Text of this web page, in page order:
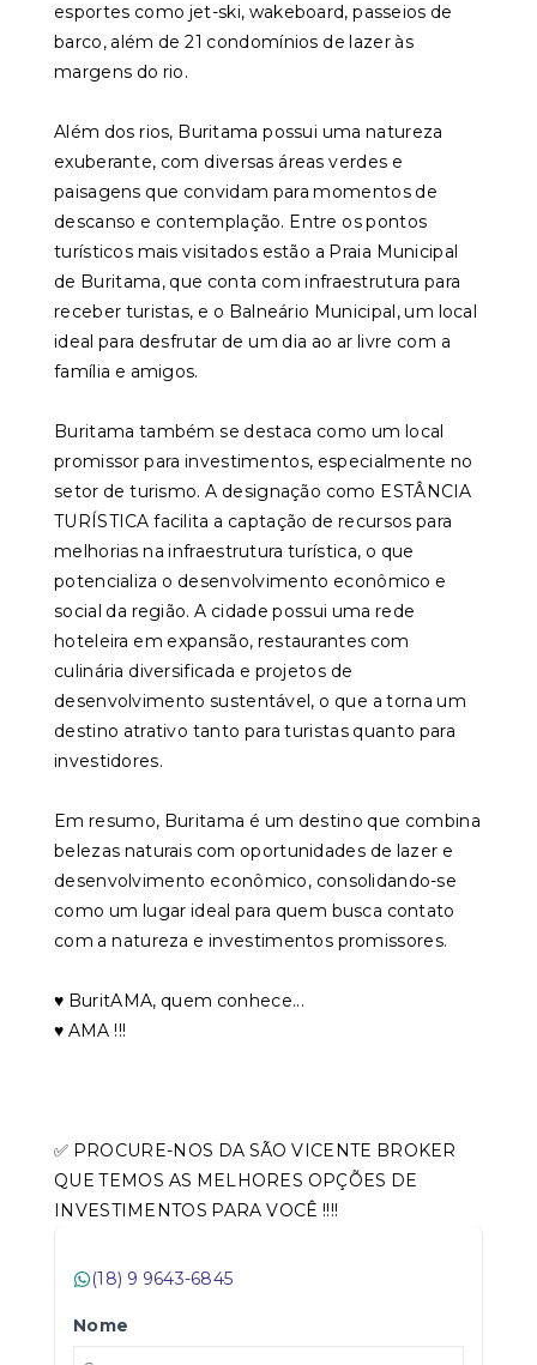
esportes como jet-ski, wakeboard, passeios de
barco, além de 21 condomínios de lazer às
margens do rio.
Além dos rios, Buritama possui uma natureza
exuberante, com diversas áreas verdes e
paisagens que convidam para momentos de
descanso e contemplação. Entre os pontos
turísticos mais visitados estão a Praia Municipal
de Buritama, que conta com infraestrutura para
receber turistas, e o Balneário Municipal, um local
ideal para desfrutar de um dia ao ar livre com a
família e amigos.
Buritama também se destaca como um local
promissor para investimentos, especialmente no
setor de turismo. A designação como ESTÂNCIA
TURÍSTICA facilita a captação de recursos para
melhorias na infraestrutura turística, o que
potencializa o desenvolvimento econômico e
social da região. A cidade possui uma rede
hoteleira em expansão, restaurantes com
culinária diversificada e projetos de
desenvolvimento sustentável, o que a torna um
destino atrativo tanto para turistas quanto para
investidores.
Em resumo, Buritama é um destino que combina
belezas naturais com oportunidades de lazer e
desenvolvimento econômico, consolidando-se
como um lugar ideal para quem busca contato
com a natureza e investimentos promissores.
♥️ BuritAMA, quem conhece...
♥️ AMA !!!
✅ PROCURE-NOS DA SÃO VICENTE BROKER
QUE TEMOS AS MELHORES OPÇÕES DE
INVESTIMENTOS PARA VOCÊ !!!!
(18) 9 9643-6845
Nome